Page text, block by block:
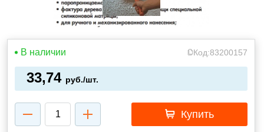
В наличии Код:83200157
33,74 руб./шт.
Купить